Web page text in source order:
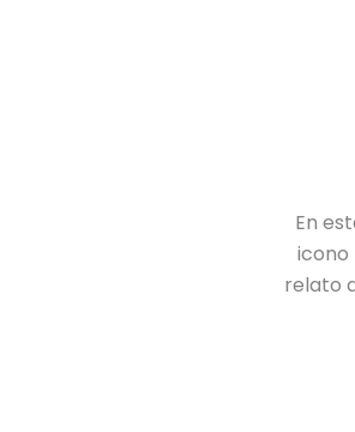
En
icono
relato